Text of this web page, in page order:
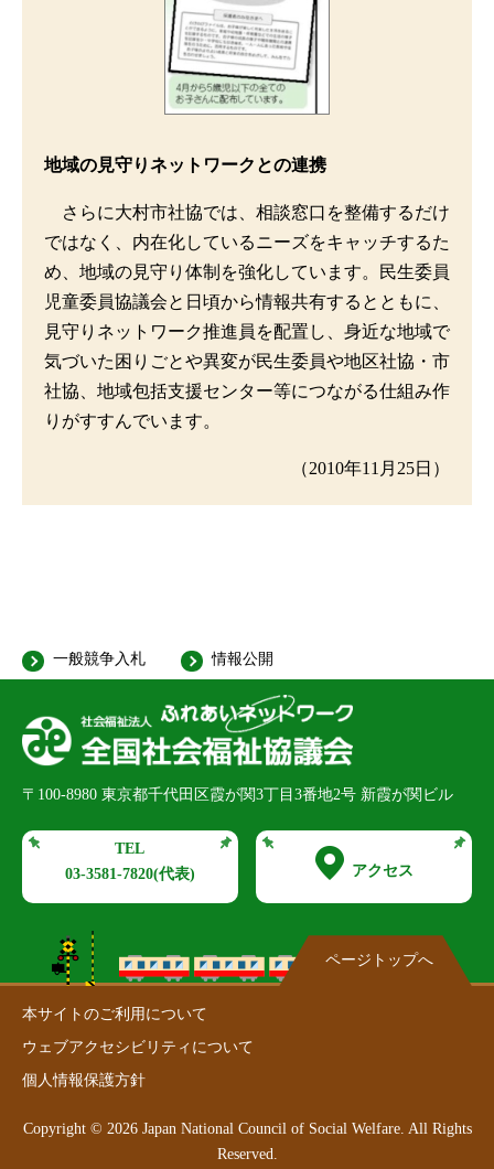
地域の見守りネットワークとの連携
さらに大村市社協では、相談窓口を整備するだけ
ではなく、内在化しているニーズをキャッチするた
め、地域の見守り体制を強化しています。民生委員
児童委員協議会と日頃から情報共有するとともに、
見守りネットワーク推進員を配置し、身近な地域で
気づいた困りごとや異変が民生委員や地区社協・市
社協、地域包括支援センター等につながる仕組み作
りがすすんでいます。
（2010年11月25日）
一般競争入札 情報公開
〒100-8980 東京都千代田区霞が関3丁目3番地2号 新霞が関ビル
TEL
03-3581-7820(代表) アクセス
本サイトのご利用について
ウェブアクセシビリティについて
個人情報保護方針
Copyright © 2026Japan National Council of Social Welfare. All Rights
Reserved.
ページトップへ